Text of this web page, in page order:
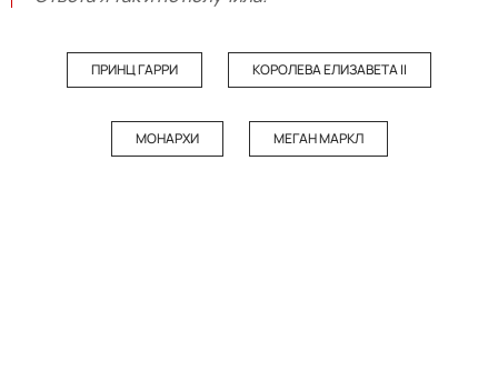
ПРИНЦ ГАРРИ КОРОЛЕВА ЕЛИЗАВЕТА II
МОНАРХИ МЕГАН МАРКЛ